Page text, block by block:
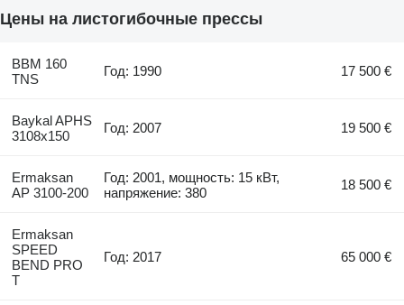
Цены на листогибочные прессы
BBM 160
TNS
Год: 1990 17 500 €
Baykal APHS
3108x150
Год: 2007 19 500 €
Ermaksan
AP 3100-200
Год: 2001, мощность: 15 кВт,
напряжение: 380
18 500 €
Ermaksan
SPEED
BEND PRO
T
Год: 2017 65 000 €